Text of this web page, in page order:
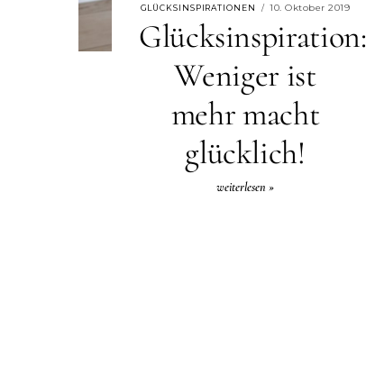
GLÜCKSINSPIRATIONEN / 10. Oktober 2019
Glücksinspiration:
Weniger ist
mehr macht
glücklich!
weiterlesen »